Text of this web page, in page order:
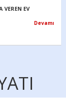
VEREN EV
Devamı